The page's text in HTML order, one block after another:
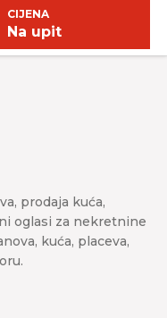
CIJENA
Na upit
prodaja kuća,
oglasi za nekretnine
kuća, placeva,